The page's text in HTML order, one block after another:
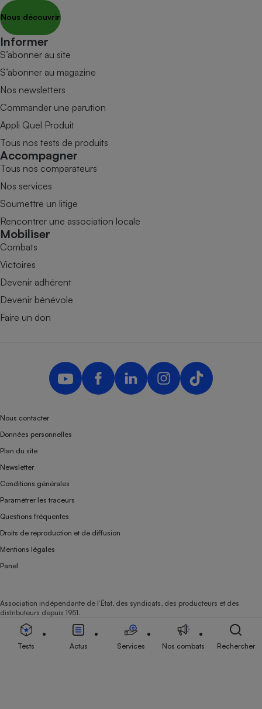
Nous découvrir
Informer
S’abonner au site
S’abonner au magazine
Nos newsletters
Commander une parution
Appli Quel Produit
Tous nos tests de produits
Accompagner
Tous nos comparateurs
Nos services
Soumettre un litige
Rencontrer une association locale
Mobiliser
Combats
Victoires
Devenir adhérent
Devenir bénévole
Faire un don
Nous contacter
Données personnelles
Plan du site
Newsletter
Conditions générales
Paramétrer les traceurs
Questions fréquentes
Droits de reproduction et de diffusion
Mentions légales
Panel
Association indépendante de l’État, des syndicats, des producteurs et des
distributeurs depuis 1951.
Tests Actus Services Nos combats Rechercher